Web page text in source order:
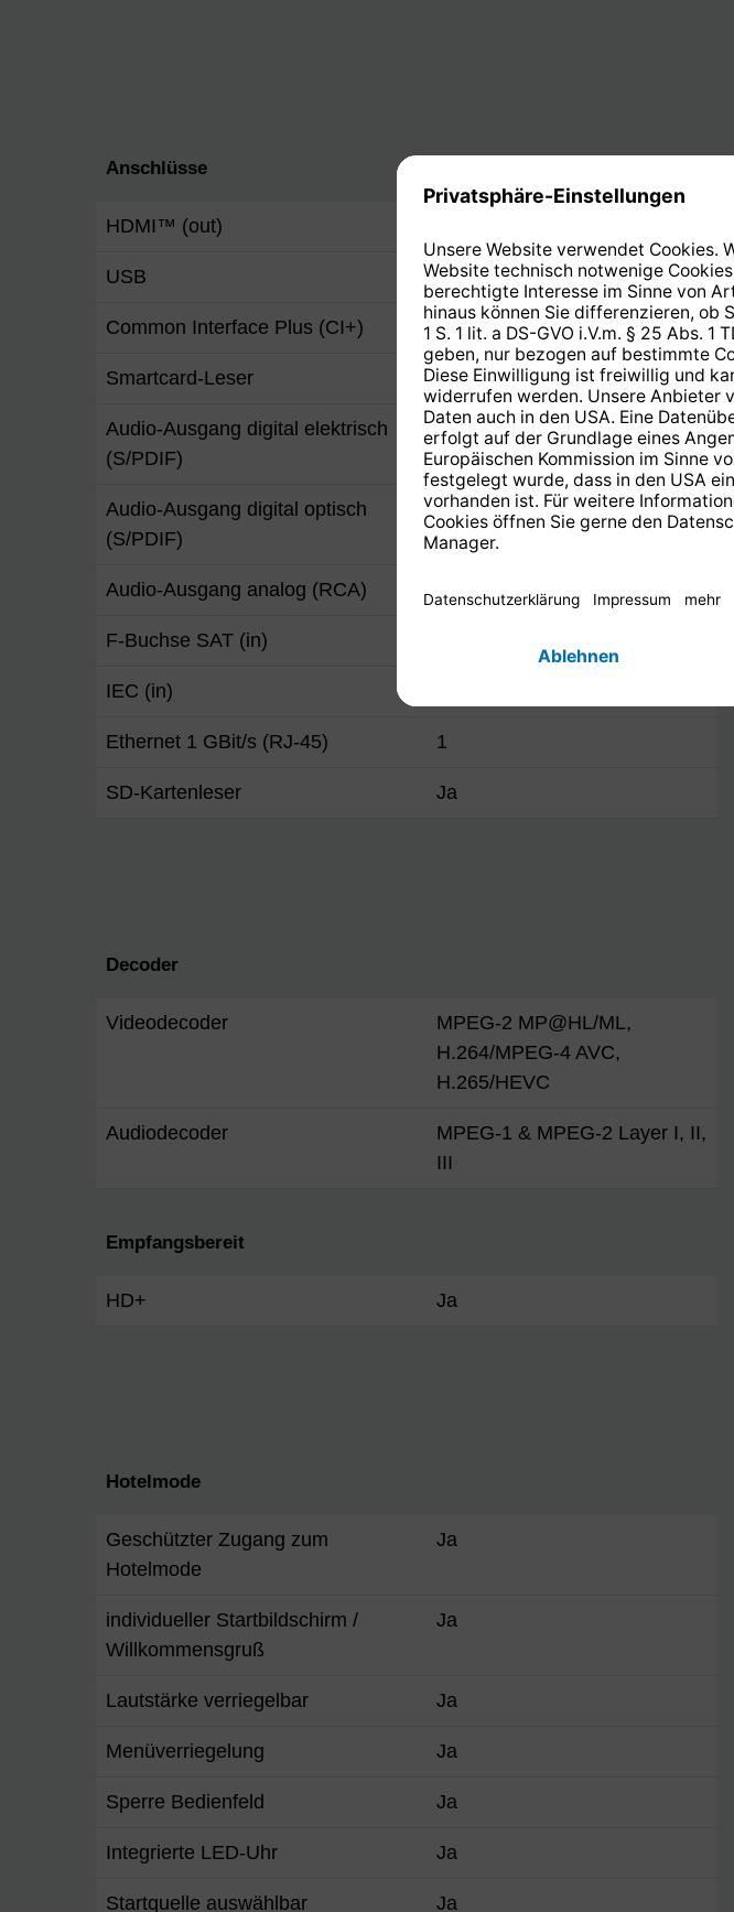
Anschlüsse
HDMI™ (out)
USB 2 (USB 3.0)
Common Interface Plus (CI+) Ja
Smartcard-Leser Ja
Audio-Ausgang digital elektrisch
(S/PDIF)
Ja
Audio-Ausgang digital optisch
(S/PDIF)
Ja
Audio-Ausgang analog (RCA) Ja ( rechts / links )
F-Buchse SAT (in)
IEC (in)
Ethernet 1 GBit/s (RJ-45) 1
SD-Kartenleser Ja
Decoder
Videodecoder
MPEG-2 MP@HL/ML,
H.264/MPEG-4 AVC,
H.265/HEVC
Audiodecoder
MPEG-1 & MPEG-2 Layer I, II,
III
Empfangsbereit
HD+ Ja
Hotelmode
Geschützter Zugang zum
Hotelmode
Ja
individueller Startbildschirm /
Willkommensgruß
Ja
Lautstärke verriegelbar Ja
Menüverriegelung Ja
Sperre Bedienfeld Ja
Integrierte LED-Uhr Ja
Startquelle auswählbar Ja